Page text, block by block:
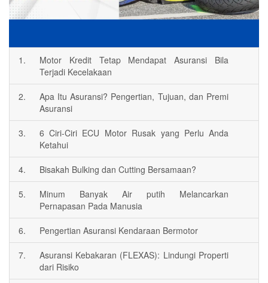
1.
Motor Kredit Tetap Mendapat Asuransi Bila
Terjadi Kecelakaan
2.
Apa Itu Asuransi? Pengertian, Tujuan, dan Premi
Asuransi
3.
6 Ciri-Ciri ECU Motor Rusak yang Perlu Anda
Ketahui
4. Bisakah Bulking dan Cutting Bersamaan?
5.
Minum Banyak Air putih Melancarkan
Pernapasan Pada Manusia
6. Pengertian Asuransi Kendaraan Bermotor
7.
Asuransi Kebakaran (FLEXAS): Lindungi Properti
dari Risiko